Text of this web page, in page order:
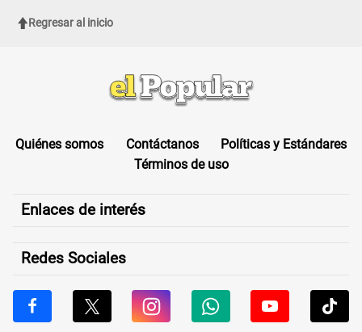
Regresar al inicio
Quiénes somos Contáctanos
Políticas y Estándares
Términos de uso
Enlaces de interés
Redes Sociales